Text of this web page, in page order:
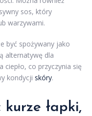
sos, który
warzywami.
być spożywany jako
alternatywę dla
co przyczynia się
kondycji skóry.
łapki,